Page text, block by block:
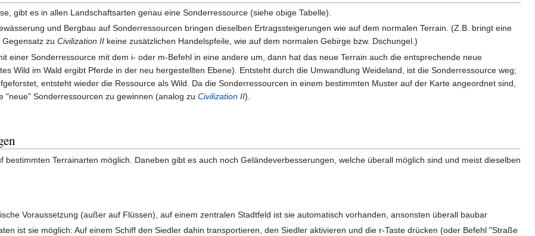
gibt es in allen Landschaftsarten genau eine Sonderressource (siehe obige Tabelle).
und Bergbau auf Sonderressourcen bringen dieselben Ertragssteigerungen wie auf dem normalen Terrain. (Z.B. bringt eine
Gegensatz zuCivilization II keine zusätzlichen Handelspfeile, wie auf dem normalen Gebirge bzw. Dschungel.)
einer Sonderressource mit dem i- oder m-Befehl in eine andere um, dann hat das neue Terrain auch die entsprechende neue
Wild im Wald ergibt Pferde in der neu hergestellten Ebene). Entsteht durch die Umwandlung Weideland, ist die Sonderressource weg;
entsteht wieder die Ressource als Wild. Da die Sonderressourcen in einem bestimmten Muster auf der Karte angeordnet sind,
"neue" Sonderressourcen zu gewinnen (analog zuCivilization II).
bestimmten Terrainarten möglich. Daneben gibt es auch noch Geländeverbesserungen, welche überall möglich sind und meist dieselben
Voraussetzung (außer auf Flüssen), auf einem zentralen Stadtfeld ist sie automatisch vorhanden, ansonsten überall baubar
ist sie möglich: Auf einem Schiff den Siedler dahin transportieren, den Siedler aktivieren und die r-Taste drücken (oder Befehl "Straße